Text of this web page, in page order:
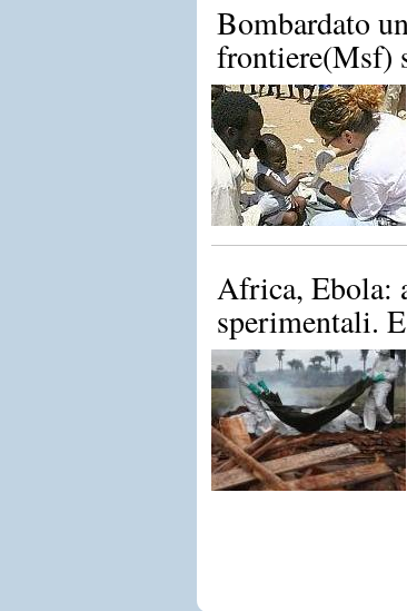
Bombardato
frontiere(Msf)
Africa, Ebola:
sperimentali.